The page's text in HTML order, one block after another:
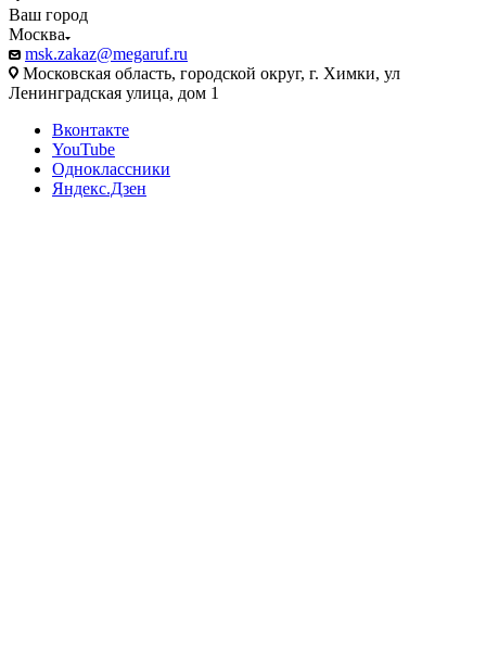
Ваш город
Москва
msk.zakaz@megaruf.ru
Московская область, городской округ, г. Химки, ул
Ленинградская улица, дом 1
Вконтакте
YouTube
Одноклассники
Яндекс.Дзен